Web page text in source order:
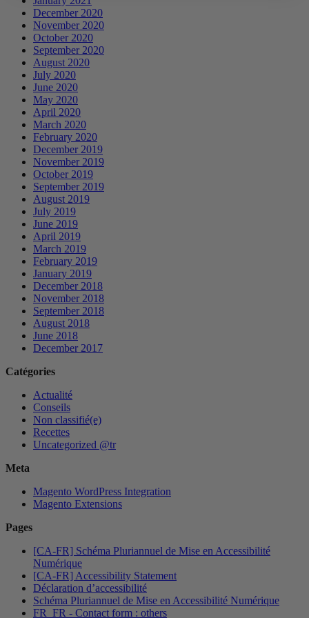
December 2020
November 2020
October 2020
September 2020
August 2020
July 2020
June 2020
May 2020
April 2020
March 2020
February 2020
December 2019
November 2019
October 2019
September 2019
August 2019
July 2019
June 2019
April 2019
March 2019
February 2019
January 2019
December 2018
November 2018
September 2018
August 2018
June 2018
December 2017
Catégories
Actualité
Conseils
Non classifié(e)
Recettes
Uncategorized @tr
Meta
Magento WordPress Integration
Magento Extensions
Pages
[CA-FR] Schéma Pluriannuel de Mise en Accessibilité
Numérique
[CA-FR] Accessibility Statement
Déclaration d’accessibilité
Schéma Pluriannuel de Mise en Accessibilité Numérique
FR_FR - Contact form : others